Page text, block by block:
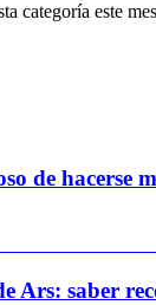
categoría este mes
de hacerse
Ars: saber